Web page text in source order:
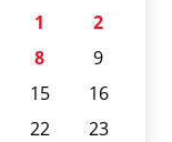
1
2
8
9
15
16
22
23